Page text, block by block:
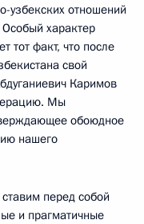
узбекских отношений
характер
тот факт, что после
свой
Каримов
Мы
обоюдное
нашего
перед собой
и прагматичные